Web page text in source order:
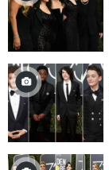
56
seconds